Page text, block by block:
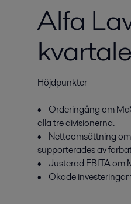
Alfa
Höjdpunkter
•    Orderingång om
alla tre divisionerna.
•    Nettoomsättning
supporterades av
•    Justerad EBITA
•    Ökade